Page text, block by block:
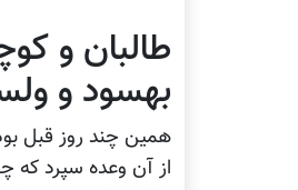
طالبان و
بهسود و
همین چند روز قبل
از آن وعده سپرد که